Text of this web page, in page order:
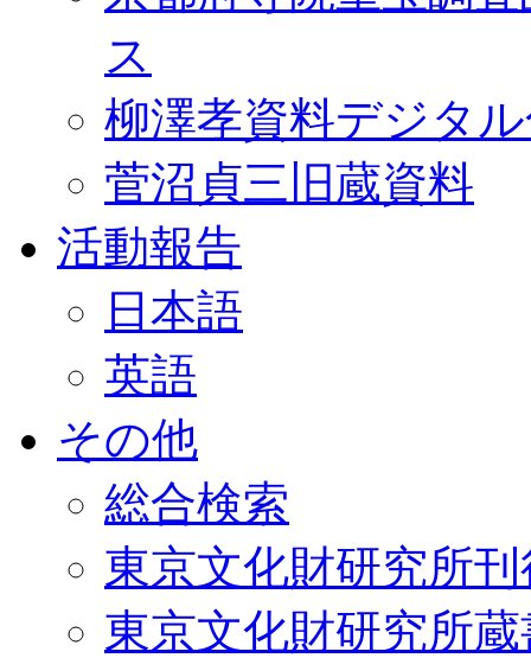
ス
柳澤孝資料デジタ
菅沼貞三旧蔵資料
活動報告
日本語
英語
その他
総合検索
東京文化財研究所
東京文化財研究所